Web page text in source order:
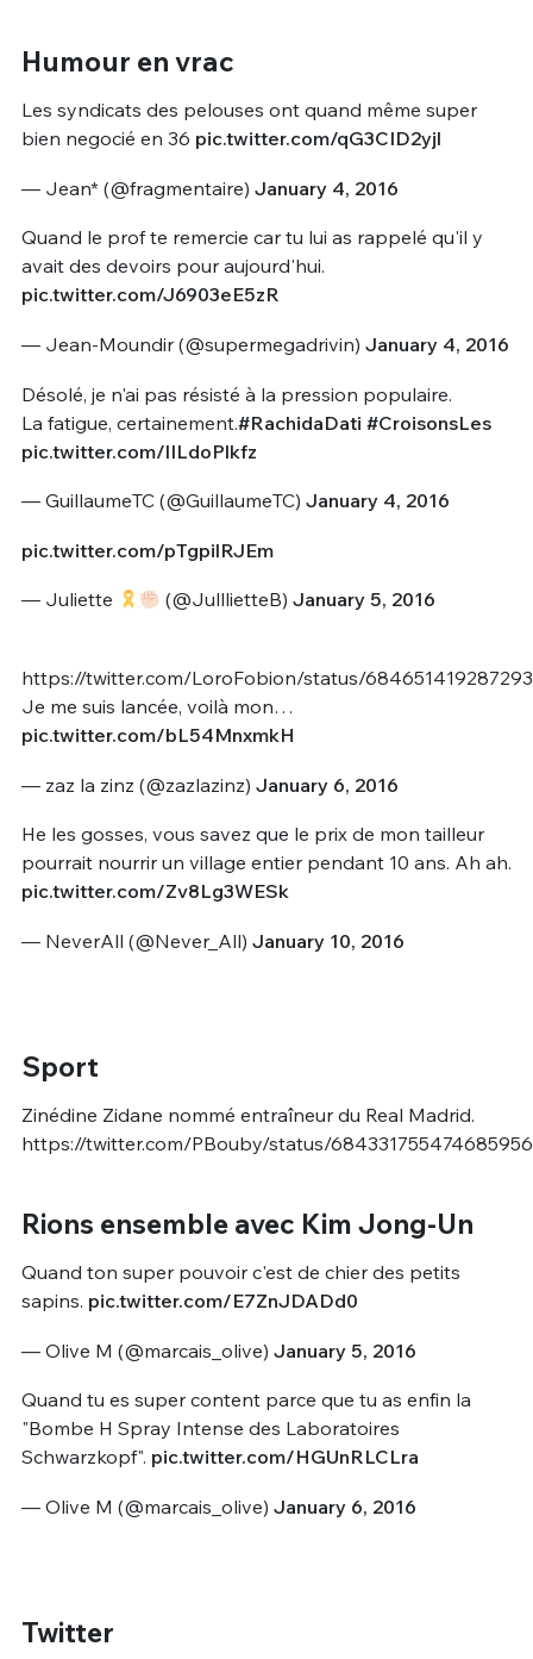
Humour en vrac
Les syndicats des pelouses ont quand même super
bien negocié en 36 pic.twitter.com/qG3CID2yjl
— Jean* (@fragmentaire) January 4, 2016
Quand le prof te remercie car tu lui as rappelé qu'il y
avait des devoirs pour aujourd'hui.
pic.twitter.com/J6903eE5zR
— Jean-Moundir (@supermegadrivin) January 4, 2016
Désolé, je n'ai pas résisté à la pression populaire.
La fatigue, certainement.#RachidaDati #CroisonsLes
pic.twitter.com/lILdoPlkfz
— GuillaumeTC (@GuillaumeTC) January 4, 2016
pic.twitter.com/pTgpilRJEm
— Juliette (@JulllietteB) January 5, 2016
https://twitter.com/LoroFobion/status/
Je me suis lancée, voilà mon…
pic.twitter.com/bL54MnxmkH
— zaz la zinz (@zazlazinz) January 6, 2016
He les gosses, vous savez que le prix de mon tailleur
pourrait nourrir un village entier pendant 10 ans. Ah ah.
pic.twitter.com/Zv8Lg3WESk
— NeverAll (@Never_All) January 10, 2016
Sport
Zinédine Zidane nommé entraîneur du Real Madrid.
https://twitter.com/PBouby/status/684331755474685956
Rions ensemble avec Kim Jong-Un
Quand ton super pouvoir c'est de chier des petits
sapins. pic.twitter.com/E7ZnJDADd0
— Olive M (@marcais_olive) January 5, 2016
Quand tu es super content parce que tu as enfin la
"Bombe H Spray Intense des Laboratoires
Schwarzkopf". pic.twitter.com/HGUnRLCLra
— Olive M (@marcais_olive) January 6, 2016
Twitter